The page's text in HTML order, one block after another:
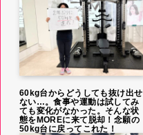
60kg台からどうしても抜け出せ
ない…。食事や運動は試してみ
ても変化がなかった。そんな状
態をMOREに来て脱却！念願の
50kg台に戻ってこれた！